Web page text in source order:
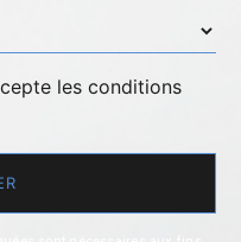
les conditions